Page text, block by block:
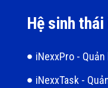
Hệ sinh
iNexxPro - Quản
iNexxTask -